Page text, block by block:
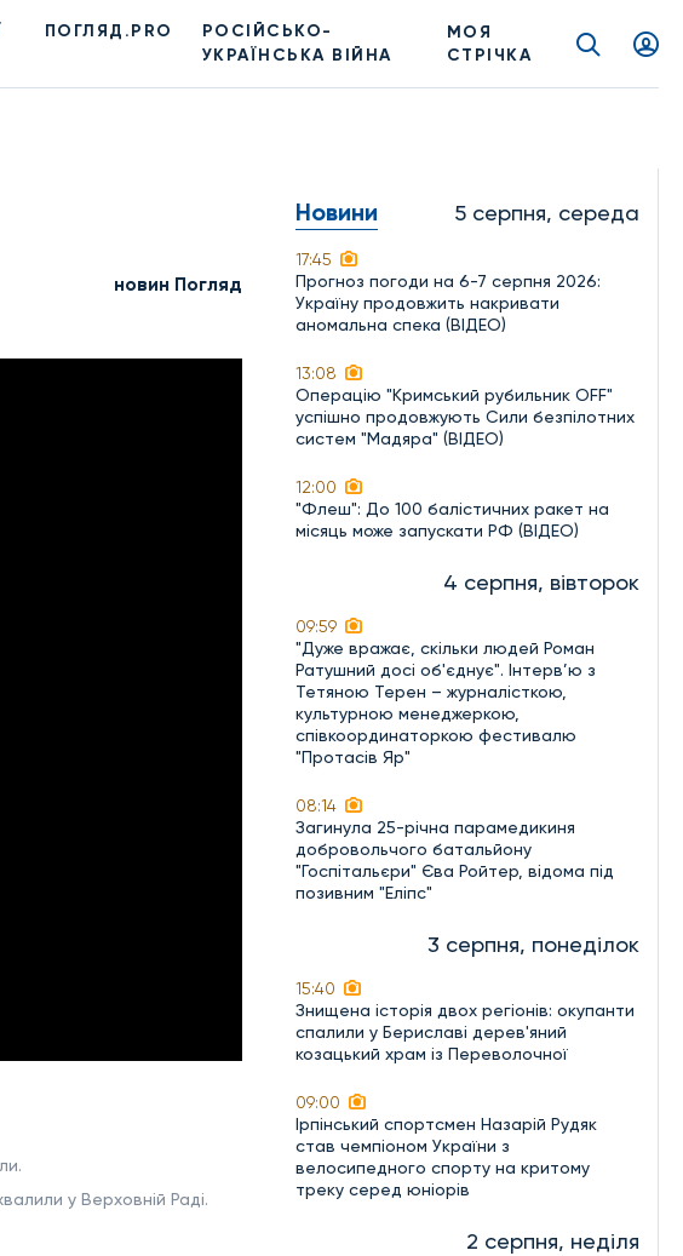
ПОГЛЯД.PRO
РОСІЙСЬКО-
УКРАЇНСЬКА ВІЙНА
МОЯ
СТРІЧКА
новин Погляд
у Верховній Раді.
Новини 5 серпня, середа
17:45
Прогноз погоди на 6-7 серпня 2026:
Україну продовжить накривати
аномальна спека (ВІДЕО)
13:08
Операцію "Кримський рубильник OFF"
успішно продовжують Сили безпілотних
систем "Мадяра" (ВІДЕО)
12:00
"Флеш": До 100 балістичних ракет на
місяць може запускати РФ (ВІДЕО)
4 серпня, вівторок
09:59
"Дуже вражає, скільки людей Роман
Ратушний досі об'єднує". Інтерв’ю з
Тетяною Терен – журналісткою,
культурною менеджеркою,
співкоординаторкою фестивалю
"Протасів Яр"
08:14
Загинула 25-річна парамедикиня
добровольчого батальйону
"Госпітальєри" Єва Ройтер, відома під
позивним "Еліпс"
3 серпня, понеділок
15:40
Знищена історія двох регіонів: окупанти
спалили у Бериславі дерев'яний
козацький храм із Переволочної
09:00
Ірпінський спортсмен Назарій Рудяк
став чемпіоном України з
велосипедного спорту на критому
треку серед юніорів
2 серпня, неділя